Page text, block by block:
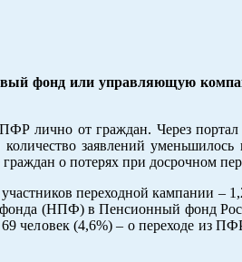
фонд или управляющую
лично от граждан. Через
заявлений
о потерях при досрочном
переходной кампании –
фонда (НПФ) в Пенсионный фонд
человек (4,6%) – о переходе из